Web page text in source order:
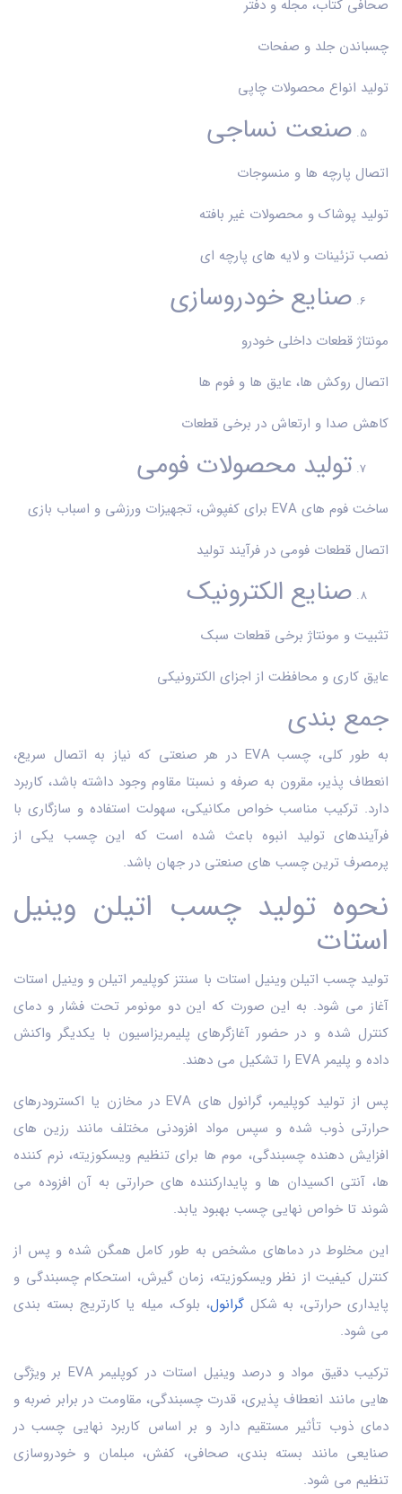
صحافی کتاب، مجله و دفتر
چسباندن جلد و صفحات
تولید انواع محصولات چاپی
صنعت نساجی
اتصال پارچه ها و منسوجات
تولید پوشاک و محصولات غیر بافته
نصب تزئینات و لایه های پارچه ای
صنایع خودروسازی
مونتاژ قطعات داخلی خودرو
اتصال روکش ها، عایق ها و فوم ها
کاهش صدا و ارتعاش در برخی قطعات
تولید محصولات فومی
ساخت فوم های EVA برای کفپوش، تجهیزات ورزشی و اسباب بازی
اتصال قطعات فومی در فرآیند تولید
صنایع الکترونیک
تثبیت و مونتاژ برخی قطعات سبک
عایق کاری و محافظت از اجزای الکترونیکی
جمع بندی
به طور کلی، چسب EVA در هر صنعتی که نیاز به اتصال سریع،
انعطاف پذیر، مقرون به صرفه و نسبتا مقاوم وجود داشته باشد، کاربرد
دارد. ترکیب مناسب خواص مکانیکی، سهولت استفاده و سازگاری با
فرآیندهای تولید انبوه باعث شده است که این چسب یکی از
پرمصرف ترین چسب های صنعتی در جهان باشد.
نحوه تولید چسب اتیلن وینیل
استات
تولید چسب اتیلن وینیل استات با سنتز کوپلیمر اتیلن و وینیل استات
آغاز می شود. به این صورت که این دو مونومر تحت فشار و دمای
کنترل شده و در حضور آغازگرهای پلیمریزاسیون با یکدیگر واکنش
داده و پلیمر EVA را تشکیل می دهند.
پس از تولید کوپلیمر، گرانول های EVA در مخازن یا اکسترودرهای
حرارتی ذوب شده و سپس مواد افزودنی مختلف مانند رزین های
افزایش دهنده چسبندگی، موم ها برای تنظیم ویسکوزیته، نرم کننده
ها، آنتی اکسیدان ها و پایدارکننده های حرارتی به آن افزوده می
شوند تا خواص نهایی چسب بهبود یابد.
این مخلوط در دماهای مشخص به طور کامل همگن شده و پس از
کنترل کیفیت از نظر ویسکوزیته، زمان گیرش، استحکام چسبندگی و
پایداری حرارتی، به شکلگرانول، بلوک، میله یا کارتریج بسته بندی
می شود.
ترکیب دقیق مواد و درصد وینیل استات در کوپلیمر EVA بر ویژگی
هایی مانند انعطاف پذیری، قدرت چسبندگی، مقاومت در برابر ضربه و
دمای ذوب تأثیر مستقیم دارد و بر اساس کاربرد نهایی چسب در
صنایعی مانند بسته بندی، صحافی، کفش، مبلمان و خودروسازی
تنظیم می شود.